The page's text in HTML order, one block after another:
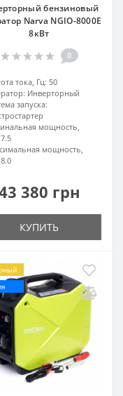
бензиновый
Narva NGIO-8000E
8кВт
0
тока, Гц: 50
Инверторный
запуска:
мощность,
7.5
мощность,
8.0
380 грн
КУПИТЬ